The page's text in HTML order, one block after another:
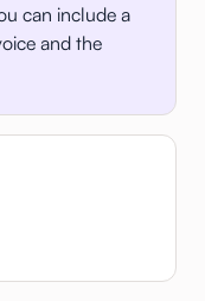
can include a
and the